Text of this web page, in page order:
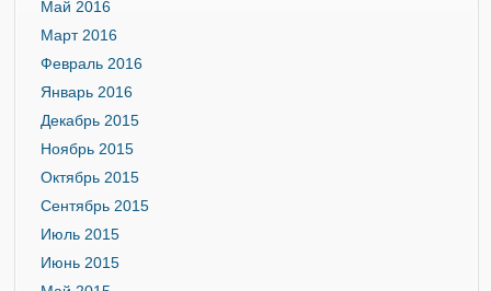
Май 2016
Март 2016
Февраль 2016
Январь 2016
Декабрь 2015
Ноябрь 2015
Октябрь 2015
Сентябрь 2015
Июль 2015
Июнь 2015